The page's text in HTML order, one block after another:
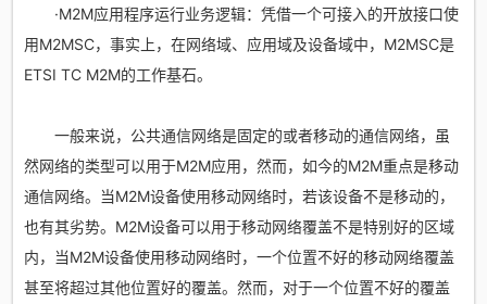
·M2M应用程序运行业务逻辑：凭借一个可接入的开放接口使
用M2MSC，事实上，在网络域、应用域及设备域中，M2MSC是
ETSI TC M2M的工作基石。
一般来说，公共通信网络是固定的或者移动的通信网络，虽
然网络的类型可以用于M2M应用，然而，如今的M2M重点是移动
通信网络。当M2M设备使用移动网络时，若该设备不是移动的，
也有其劣势。M2M设备可以用于移动网络覆盖不是特别好的区域
内，当M2M设备使用移动网络时，一个位置不好的移动网络覆盖
甚至将超过其他位置好的覆盖。然而，对于一个位置不好的覆盖